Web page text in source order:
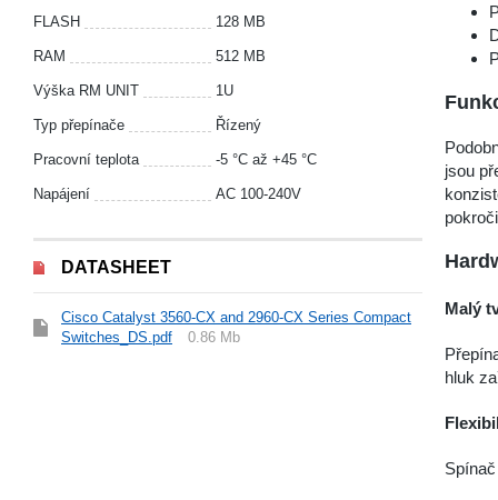
FLASH 128 MB
RAM 512 MB
Výška RM UNIT 1U
Typ přepínače Řízený
Pracovní teplota -5 °С až +45 °С
Napájení AC 100-240V
DATASHEET
Cisco Catalyst 3560-CX and 2960-CX Series Compact
Switches_DS.pdf
0.86 Mb
jsou
Malý
hluk